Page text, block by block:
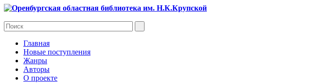
Главная
Новые поступления
Жанры
Авторы
О проекте